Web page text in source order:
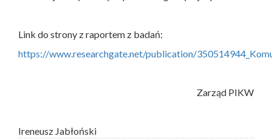
Link do strony z raportem z badań:
https://www.researchgate.net/publication/
Zarząd PIKW
Ireneusz Jabłoński